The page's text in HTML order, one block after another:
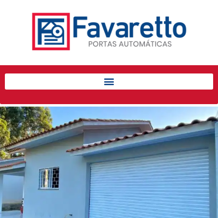
Início
Produtos
Porta de Enrolar Automática
Automatizadores
Acessórios Para Portas de
Enrolar
Pintura eletrostática
Portfólio
Contato